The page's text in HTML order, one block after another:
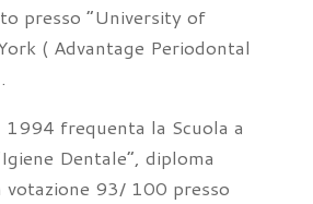
presso “University of
( Advantage Periodontal
frequenta la Scuola a
Dentale”, diploma
votazione 93/ 100 presso